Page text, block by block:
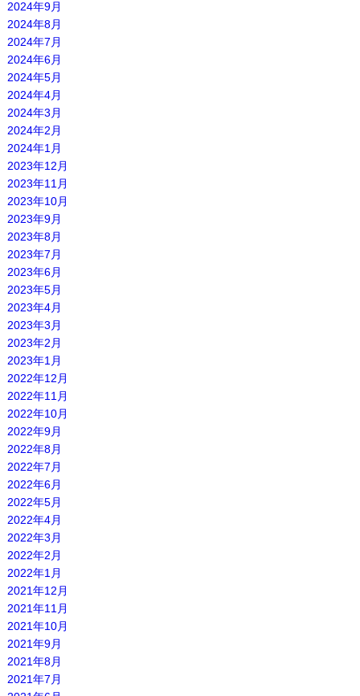
2024年9月
2024年8月
2024年7月
2024年6月
2024年5月
2024年4月
2024年3月
2024年2月
2024年1月
2023年12月
2023年11月
2023年10月
2023年9月
2023年8月
2023年7月
2023年6月
2023年5月
2023年4月
2023年3月
2023年2月
2023年1月
2022年12月
2022年11月
2022年10月
2022年9月
2022年8月
2022年7月
2022年6月
2022年5月
2022年4月
2022年3月
2022年2月
2022年1月
2021年12月
2021年11月
2021年10月
2021年9月
2021年8月
2021年7月